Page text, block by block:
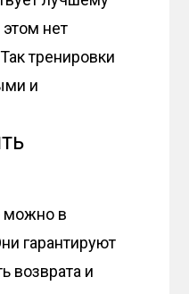
нет
тренировки
и
можно в
гарантируют
возврата и